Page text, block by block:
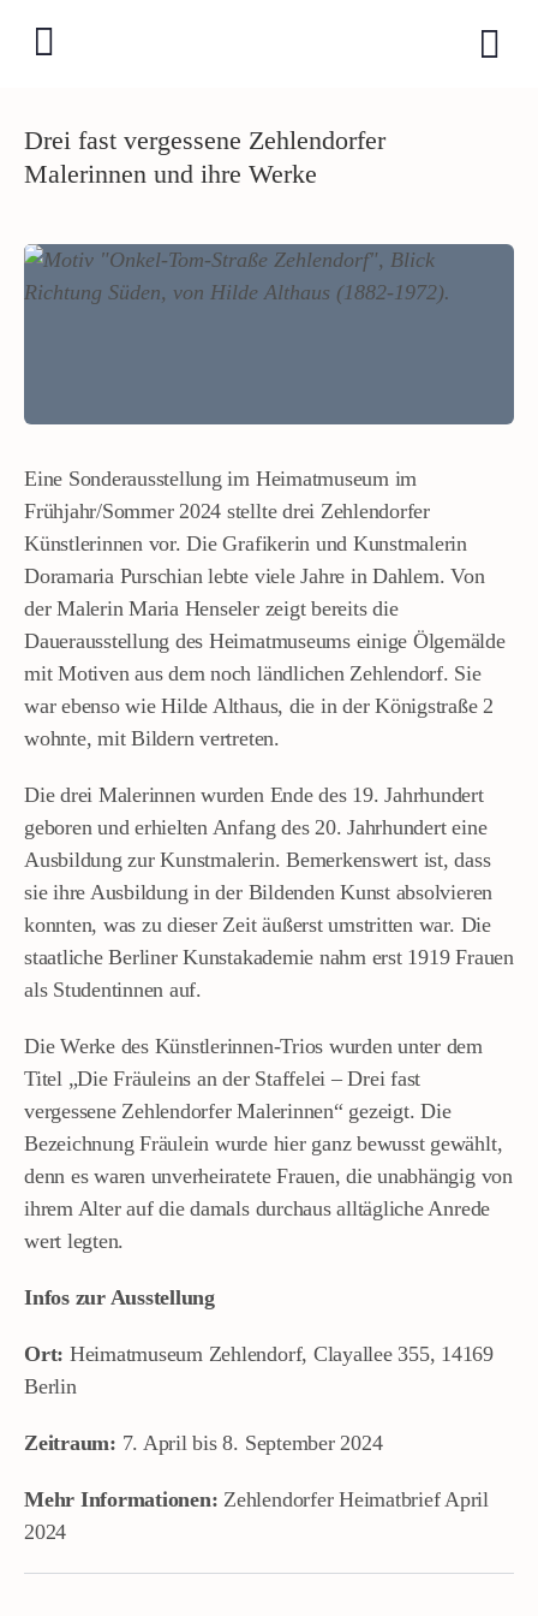
Drei fast vergessene Zehlendorfer
Malerinnen und ihre Werke
Eine Sonderausstellung im Heimatmuseum im
Frühjahr/Sommer 2024 stellte drei Zehlendorfer
Künstlerinnen vor. Die Grafikerin und Kunstmalerin
Doramaria Purschian lebte viele Jahre in Dahlem. Von
der Malerin Maria Henseler zeigt bereits die
Dauerausstellung des Heimatmuseums einige Ölgemälde
mit Motiven aus dem noch ländlichen Zehlendorf. Sie
war ebenso wie Hilde Althaus, die in der Königstraße 2
wohnte, mit Bildern vertreten.
Die drei Malerinnen wurden Ende des 19. Jahrhundert
geboren und erhielten Anfang des 20. Jahrhundert eine
Ausbildung zur Kunstmalerin. Bemerkenswert ist, dass
sie ihre Ausbildung in der Bildenden Kunst absolvieren
konnten, was zu dieser Zeit äußerst umstritten war. Die
staatliche Berliner Kunstakademie nahm erst 1919 Frauen
als Studentinnen auf.
Die Werke des Künstlerinnen-Trios wurden unter dem
Titel „Die Fräuleins an der Staffelei – Drei fast
vergessene Zehlendorfer Malerinnen“ gezeigt. Die
Bezeichnung Fräulein wurde hier ganz bewusst gewählt,
denn es waren unverheiratete Frauen, die unabhängig von
ihrem Alter auf die damals durchaus alltägliche Anrede
wert legten.
Infos zur Ausstellung
Ort: Heimatmuseum Zehlendorf, Clayallee 355, 14169
Berlin
Zeitraum: 7. April bis 8. September 2024
Mehr Informationen: Zehlendorfer Heimatbrief April
2024